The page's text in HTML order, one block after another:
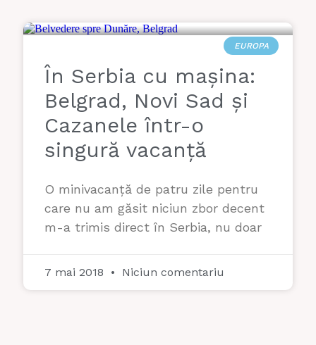
EUROPA
În Serbia cu mașina:
Belgrad, Novi Sad și
Cazanele într-o
singură vacanță
O minivacanță de patru zile pentru
care nu am găsit niciun zbor decent
m-a trimis direct în Serbia, nu doar
7 mai 2018 Niciun comentariu